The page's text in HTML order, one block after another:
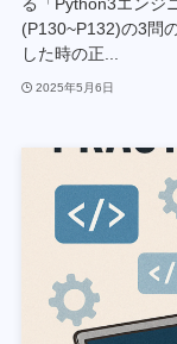
(P130~P132)の3問
した時の正...
2025年5月6日